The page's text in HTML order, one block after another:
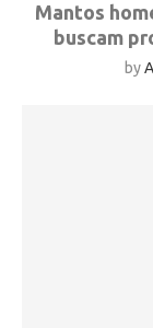
Mantos
buscam
by